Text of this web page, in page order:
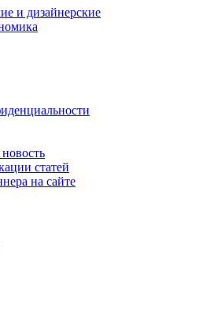
и дизайнерские
статей
на сайте